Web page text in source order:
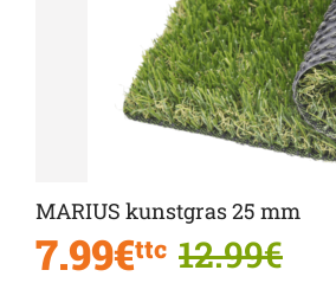
MARIUS kunstgras 25 mm
7.99€ttc 12.99€